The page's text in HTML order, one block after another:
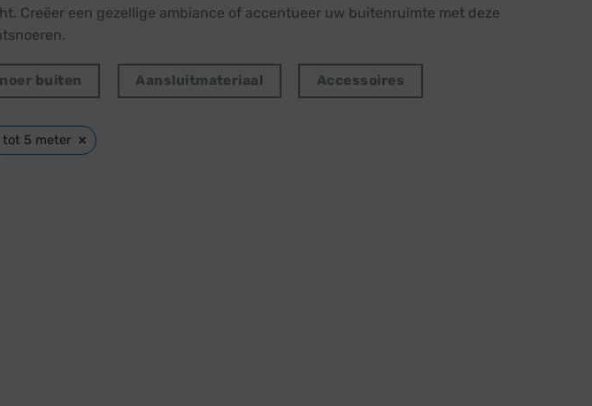
Creëer een gezellige ambiance of accentueer uw buitenruimte met deze
buiten Aansluitmateriaal Accessoires
tot 5 meter ×